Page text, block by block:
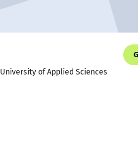
of Applied Sciences